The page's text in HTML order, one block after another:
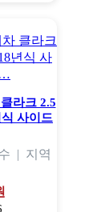
라크 2.5
사이드
| 지역